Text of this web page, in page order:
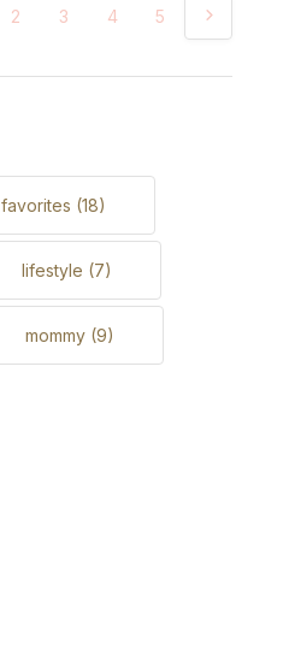
2 3 4 5
favorites (18)
lifestyle (7)
mommy (9)